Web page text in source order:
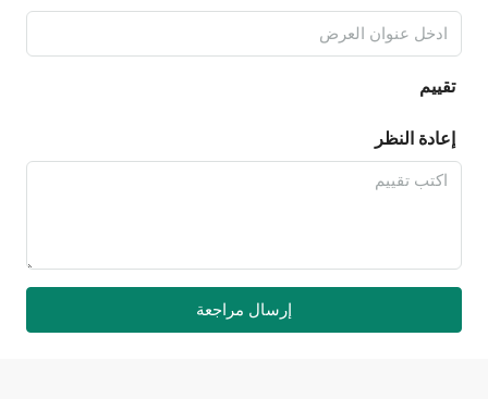
تقييم
إعادة النظر
إرسال مراجعة